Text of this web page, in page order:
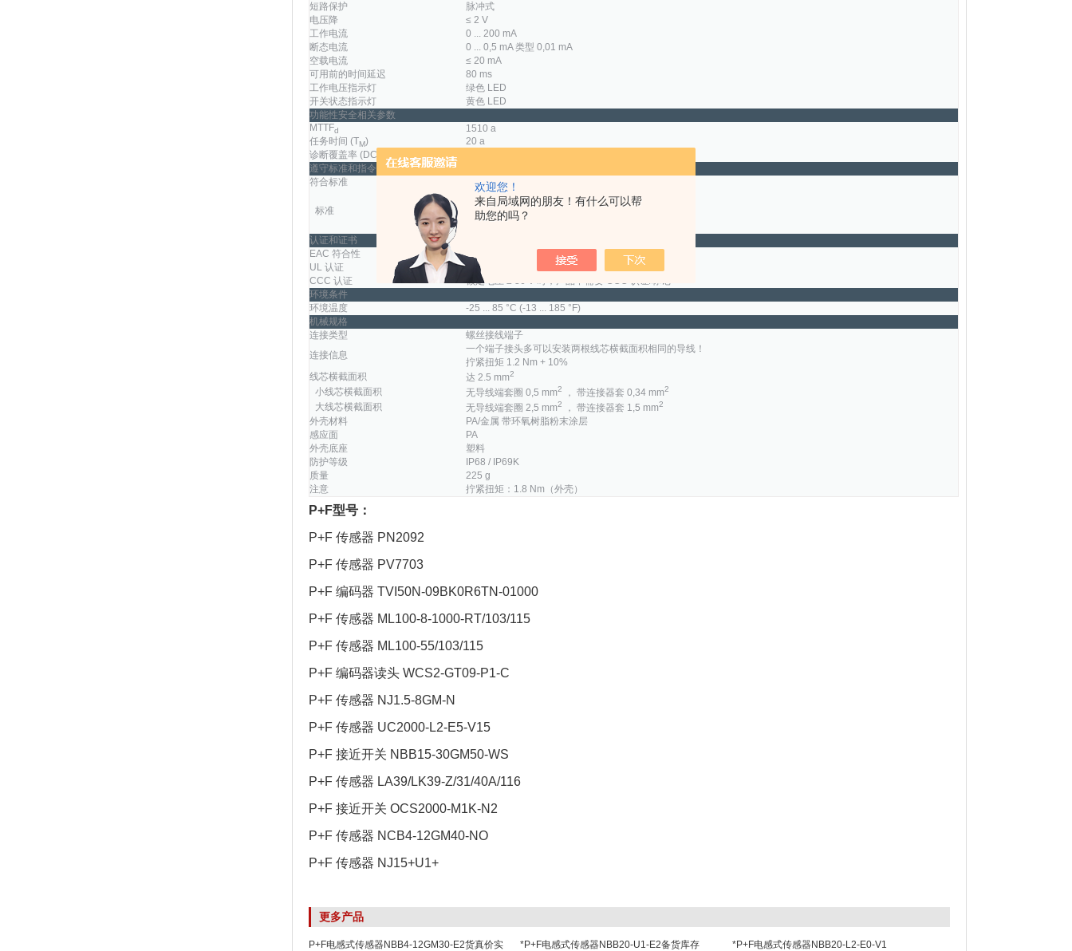
欢迎您！
来自局域网的朋友！有什么可以帮
助您的吗？
短路保护
脉冲式
电压降
≤ 2 V
工作电流
0 ... 200 mA
断态电流
0 ... 0,5 mA 类型 0,01 mA
空载电流
≤ 20 mA
可用前的时间延迟
80 ms
工作电压指示灯
绿色 LED
开关状态指示灯
黄色 LED
功能性安全相关参数
MTTFd
1510 a
任务时间 (TM)
20 a
诊断覆盖率 (DC)
遵守标准和指令
符合标准
标准
EN 60947-5-2:2007
EN 60947-5-2/A1:2012
IEC 60947-5-2:2007
认证和证书
EAC 符合性
TR CU 020/2011
UL 认证
cULus 认证，一般用途
CCC 认证
额定电压 ≤ 36 V 时，产品不需要 CCC 认证/标记
环境条件
环境温度
-25 ... 85 °C (-13 ... 185 °F)
机械规格
连接类型
螺丝接线端子
连接信息
一个端子接头多可以安装两根线芯横截面积相同的导线！
拧紧扭矩 1.2 Nm + 10%
线芯横截面积
达 2.5 mm2
小线芯横截面积 无导线端套圈 0,5 mm2 ， 带连接器套 0,34 mm2
大线芯横截面积 无导线端套圈 2,5 mm2 ， 带连接器套 1,5 mm2
外壳材料
PA/金属 带环氧树脂粉末涂层
感应面
PA
外壳底座
塑料
防护等级
IP68 / IP69K
质量
225 g
注意
拧紧扭矩：1.8 Nm（外壳）
P+F型号：
P+F 传感器 PN2092
P+F 传感器 PV7703
P+F 编码器 TVI50N-09BK0R6TN-01000
P+F 传感器 ML100-8-1000-RT/103/115
P+F 传感器 ML100-55/103/115
P+F 编码器读头 WCS2-GT09-P1-C
P+F 传感器 NJ1.5-8GM-N
P+F 传感器 UC2000-L2-E5-V15
P+F 接近开关 NBB15-30GM50-WS
P+F 传感器 LA39/LK39-Z/31/40A/116
P+F 接近开关 OCS2000-M1K-N2
P+F 传感器 NCB4-12GM40-NO
P+F 传感器 NJ15+U1+
更多产品
P+F电感式传感器NBB4-12GM30-E2货真价实 *P+F电感式传感器NBB20-U1-E2备货库存
*P+F电感式传感器NBB20-L2-E0-V1